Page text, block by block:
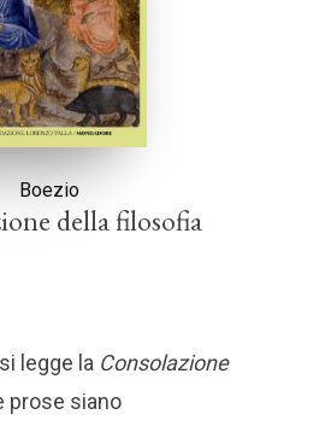
Boezio
della filosofia
legge la Consolazione
prose siano